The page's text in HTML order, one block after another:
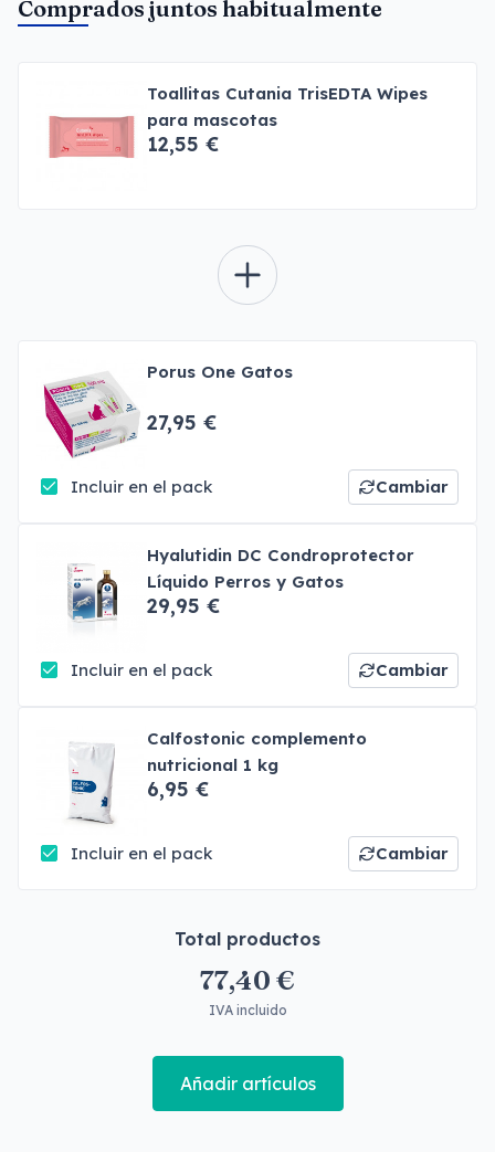
Comprados juntos habitualmente
Toallitas Cutania TrisEDTA Wipes
para mascotas
12,55 €
Porus One Gatos
27,95 €
Incluir en el pack Cambiar
Hyalutidin DC Condroprotector
Líquido Perros y Gatos
29,95 €
Incluir en el pack Cambiar
Calfostonic complemento
nutricional 1 kg
6,95 €
Incluir en el pack Cambiar
Total productos
77,40 €
IVA incluido
Añadir artículos